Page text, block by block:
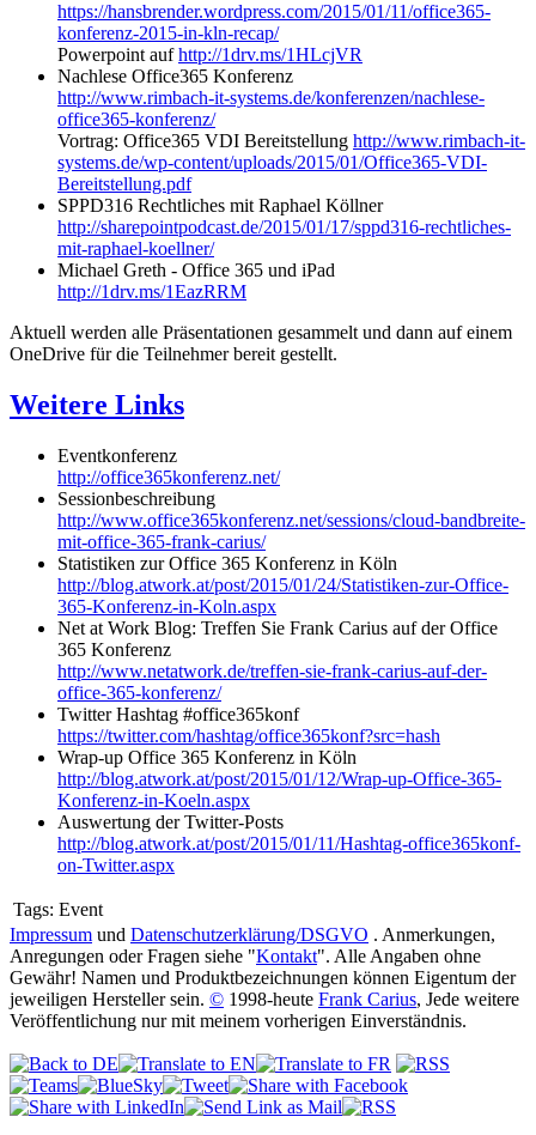
https://hansbrender.wordpress.com/2015/01/11/office365-
konferenz-2015-in-kln-recap/
Powerpoint aufhttp://1drv.ms/1HLcjVR
Nachlese Office365 Konferenz
http://www.rimbach-it-systems.de/konferenzen/nachlese-
office365-konferenz/
Vortrag: Office365 VDI Bereitstellung http://www.rimbach-it-
systems.de/wp-content/uploads/2015/01/Office365-VDI-
Bereitstellung.pdf
SPPD316 Rechtliches mit Raphael Köllner
http://sharepointpodcast.de/2015/01/17/sppd316-rechtliches-
mit-raphael-koellner/
Michael Greth - Office 365 und iPad
http://1drv.ms/1EazRRM
Aktuell werden alle Präsentationen gesammelt und dann auf einem
OneDrive für die Teilnehmer bereit gestellt.
Weitere Links
Eventkonferenz
http://office365konferenz.net/
Sessionbeschreibung
http://www.office365konferenz.net/sessions/cloud-bandbreite-
mit-office-365-frank-carius/
Statistiken zur Office 365 Konferenz in Köln
http://blog.atwork.at/post/2015/01/24/Statistiken-zur-Office-
365-Konferenz-in-Koln.aspx
Net at Work Blog: Treffen Sie Frank Carius auf der Office
365 Konferenz
http://www.netatwork.de/treffen-sie-frank-carius-auf-der-
office-365-konferenz/
Twitter Hashtag #office365konf
https://twitter.com/hashtag/office365konf?src=hash
Wrap-up Office 365 Konferenz in Köln
http://blog.atwork.at/post/2015/01/12/Wrap-up-Office-365-
Konferenz-in-Koeln.aspx
Auswertung der Twitter-Posts
http://blog.atwork.at/post/2015/01/11/Hashtag-office365konf-
on-Twitter.aspx
Tags: Event
Impressum und Datenschutzerklärung/DSGVO . Anmerkungen,
Anregungen oder Fragen siehe "Kontakt". Alle Angaben ohne
Gewähr! Namen und Produktbezeichnungen können Eigentum der
jeweiligen Hersteller sein. © 1998-heute Frank Carius, Jede weitere
Veröffentlichung nur mit meinem vorherigen Einverständnis.